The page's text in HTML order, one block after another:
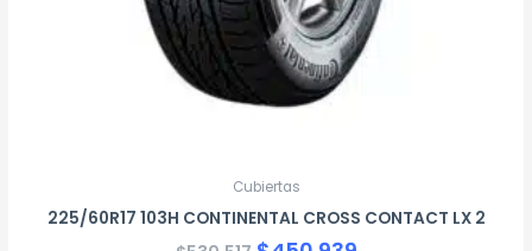
Cubiertas
225/60R17 103H CONTINENTAL CROSS CONTACT LX 2